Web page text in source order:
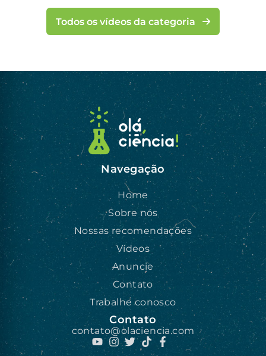
Todos os vídeos da categoria
Navegação
Home
Sobre nós
Nossas recomendações
Vídeos
Anuncie
Contato
Trabalhe conosco
Contato
contato@olaciencia.com